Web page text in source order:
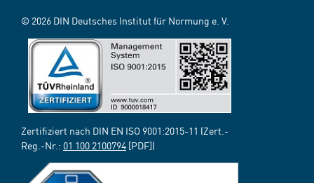
© 2026 DIN Deutsches Institut für Normung e. V.
Zertifiziert nach DIN EN ISO 9001:2015-11 (Zert.-
Reg.-Nr.: 01 100 2100794 [PDF])